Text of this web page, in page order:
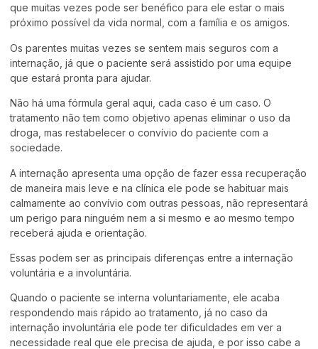
que muitas vezes pode ser benéfico para ele estar o mais
próximo possível da vida normal, com a família e os amigos.
Os parentes muitas vezes se sentem mais seguros com a
internação, já que o paciente será assistido por uma equipe
que estará pronta para ajudar.
Não há uma fórmula geral aqui, cada caso é um caso. O
tratamento não tem como objetivo apenas eliminar o uso da
droga, mas restabelecer o convívio do paciente com a
sociedade.
A internação apresenta uma opção de fazer essa recuperação
de maneira mais leve e na clínica ele pode se habituar mais
calmamente ao convívio com outras pessoas, não representará
um perigo para ninguém nem a si mesmo e ao mesmo tempo
receberá ajuda e orientação.
Essas podem ser as principais diferenças entre a internação
voluntária e a involuntária.
Quando o paciente se interna voluntariamente, ele acaba
respondendo mais rápido ao tratamento, já no caso da
internação involuntária ele pode ter dificuldades em ver a
necessidade real que ele precisa de ajuda, e por isso cabe a